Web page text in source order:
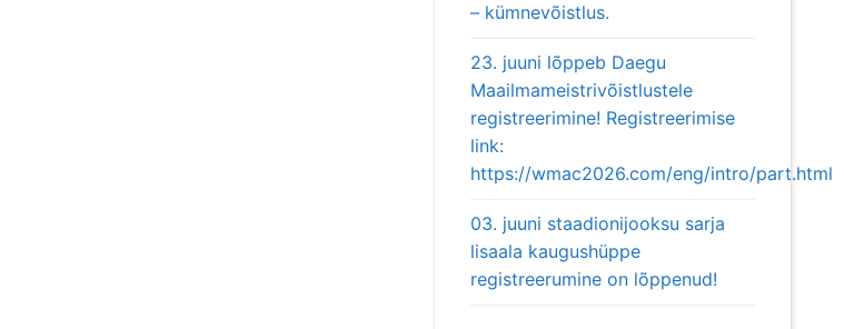
– kümnevõistlus.
23. juuni lõppeb Daegu
Maailmameistrivõistlustele
registreerimine! Registreerimise
link:
https://wmac2026.com/eng/intro/part.html
03. juuni staadionijooksu sarja
lisaala kaugushüppe
registreerumine on lõppenud!